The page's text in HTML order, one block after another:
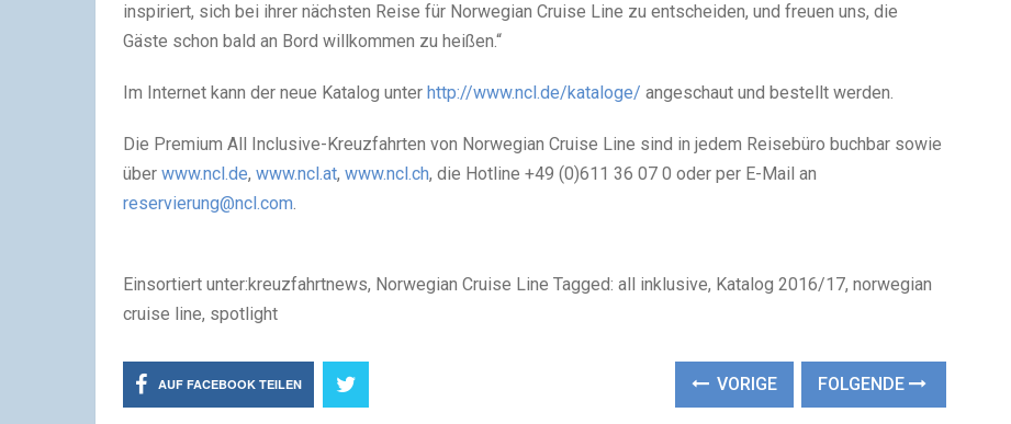
inspiriert, sich bei ihrer nächsten Reise für Norwegian Cruise Line zu entscheiden, und freuen uns, die
Gäste schon bald an Bord willkommen zu heißen.“
Im Internet kann der neue Katalog unter http://www.ncl.de/kataloge/ angeschaut und bestellt werden.
Die Premium All Inclusive-Kreuzfahrten von Norwegian Cruise Line sind in jedem Reisebüro buchbar sowie
über www.ncl.de, www.ncl.at, www.ncl.ch, die Hotline +49 (0)611 36 07 0 oder per E-Mail an
reservierung@ncl.com.
Einsortiert unter:kreuzfahrtnews, Norwegian Cruise Line Tagged: all inklusive, Katalog 2016/17, norwegian
cruise line, spotlight
AUF FACEBOOK TEILEN VORIGE FOLGENDE